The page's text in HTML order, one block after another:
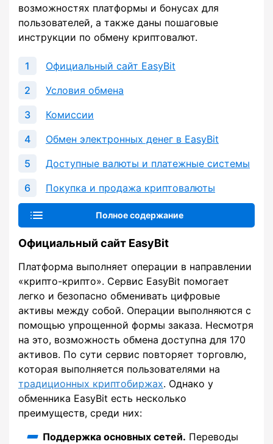
возможностях платформы и бонусах для
пользователей, а также даны пошаговые
инструкции по обмену криптовалют.
Официальный сайт EasyBit
Условия обмена
Комиссии
Обмен электронных денег в EasyBit
Доступные валюты и платежные системы
Покупка и продажа криптовалюты
Полное содержание
Официальный сайт EasyBit
Платформа выполняет операции в направлении
«крипто-крипто». Сервис EasyBit помогает
легко и безопасно обменивать цифровые
активы между собой. Операции выполняются с
помощью упрощенной формы заказа. Несмотря
на это, возможность обмена доступна для 170
активов. По сути сервис повторяет торговлю,
которая выполняется пользователями на
традиционных криптобиржах. Однако у
обменника EasyBit есть несколько
преимуществ, среди них:
Поддержка основных сетей. Переводы